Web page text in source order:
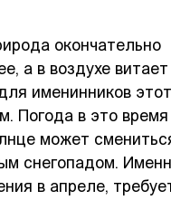
окончательно
а в воздухе витает
именинников этот
Погода в это время
может
снегопадом.
в апреле,